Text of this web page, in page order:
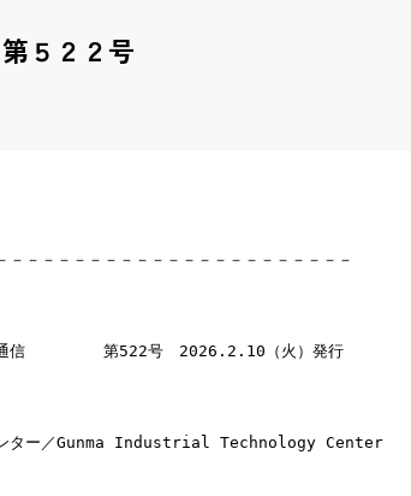
５２２号
－－－－－－－－－－－－－－－－－－－－－－
信　　　　　第522号　2026.2.10（火）発行
ター／Gunma Industrial Technology Center